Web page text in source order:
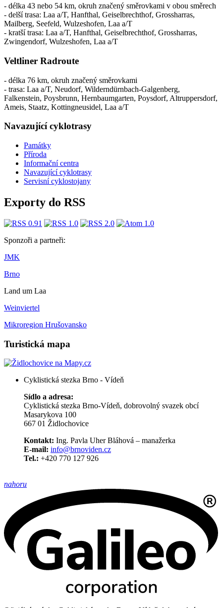
- délka 43 nebo 54 km, okruh značený směrovkami v obou směrech
- delší trasa: Laa a/T, Hanfthal, Geiselbrechthof, Grossharras,
Mailberg, Seefeld, Wulzeshofen, Laa a/T
- kratší trasa: Laa a/T, Hanfthal, Geiselbrechthof, Grossharras,
Zwingendorf, Wulzeshofen, Laa a/T
Veltliner Radroute
- délka 76 km, okruh značený směrovkami
- trasa: Laa a/T, Neudorf, Wilderndürnbach-Galgenberg,
Falkenstein, Poysbrunn, Hernbaumgarten, Poysdorf, Altruppersdorf,
Ameis, Staatz, Kottingneusidel, Laa a/T
Navazující cyklotrasy
Památky
Příroda
Informační centra
​​Navazující cyklotrasy
Servisní cyklostojany
Exporty do RSS
Sponzoři a partneři:
JMK
Brno
Land um Laa
Weinviertel
Mikroregion Hrušovansko
Turistická mapa
Cyklistická stezka Brno - Vídeň
Sídlo a adresa:
Cyklistická stezka Brno-Vídeň, dobrovolný svazek obcí
Masarykova 100
667 01 Židlochovice
Kontakt: Ing. Pavla Uher Bláhová – manažerka
E-mail: info@brnoviden.cz
Tel.: +420 770 127 926
nahoru